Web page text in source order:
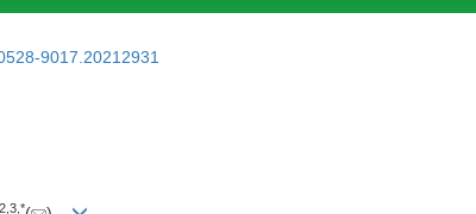
9017.20212931
2 3 *